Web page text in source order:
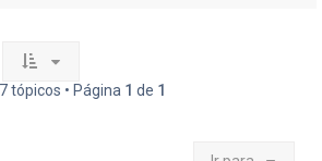
tópicos • Página 1 de 1